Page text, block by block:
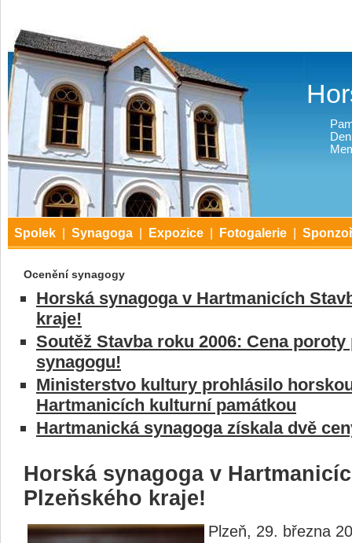
Spolek Synagoga Expozice Fotogalerie
Ocenění synagogy
Horská synagoga v Hartmanicích
kraje!
Soutěž Stavba roku 2006: Cena
synagogu!
Ministerstvo kultury prohlásilo
Hartmanicích kulturní památkou
Hartmanická synagoga získala dvě
Horská synagoga v
Plzeňského kraje!
Plzeň, 29. března